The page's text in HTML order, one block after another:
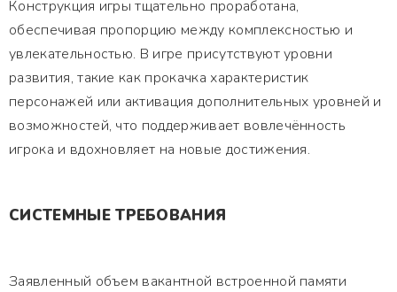
Конструкция игры тщательно проработана,
обеспечивая пропорцию между комплексностью и
увлекательностью. В игре присутствуют уровни
развития, такие как прокачка характеристик
персонажей или активация дополнительных уровней и
возможностей, что поддерживает вовлечённость
игрока и вдохновляет на новые достижения.
СИСТЕМНЫЕ ТРЕБОВАНИЯ
Заявленный объем вакантной встроенной памяти